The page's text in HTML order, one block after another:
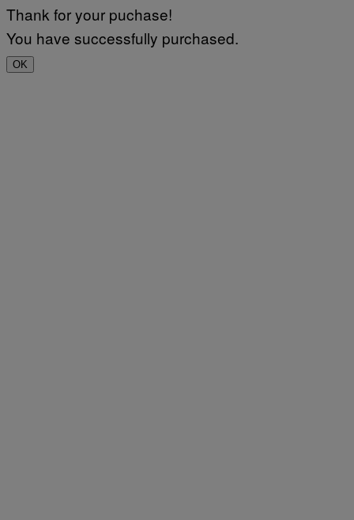
Thank for your puchase!
You have successfully purchased.
OK